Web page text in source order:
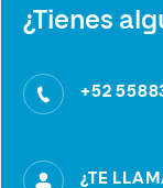
¿Tienes
+52
¿TE